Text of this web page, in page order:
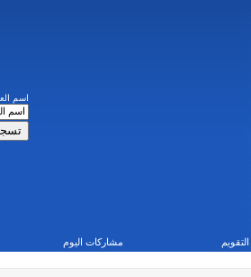
اسم
التقويم مشاركات اليوم